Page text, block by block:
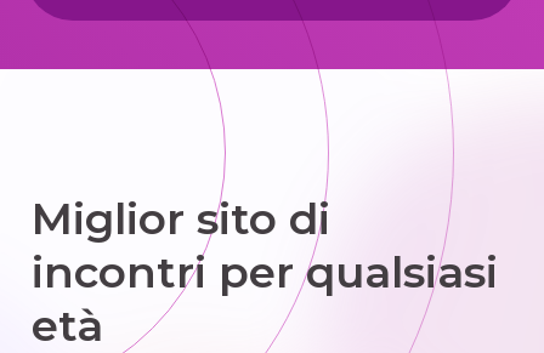
Miglior sito di
incontri per qualsiasi
età